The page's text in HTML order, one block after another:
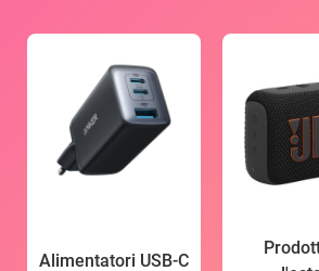
Alimentatori USB-C